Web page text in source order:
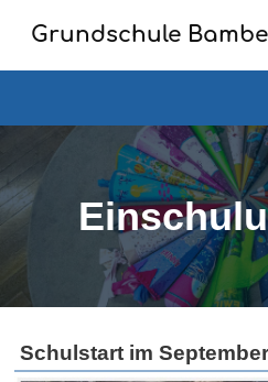
Grundschule
2026
Schulstart im